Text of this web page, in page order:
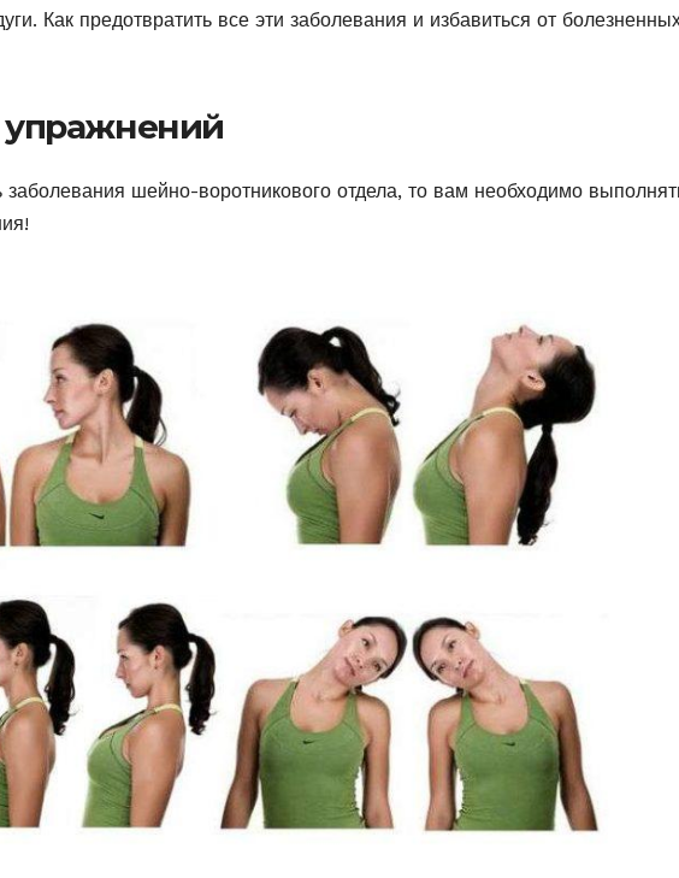
Как предотвратить все эти заболевания и избавиться от
шейно-воротникового отдела, то вам необходимо